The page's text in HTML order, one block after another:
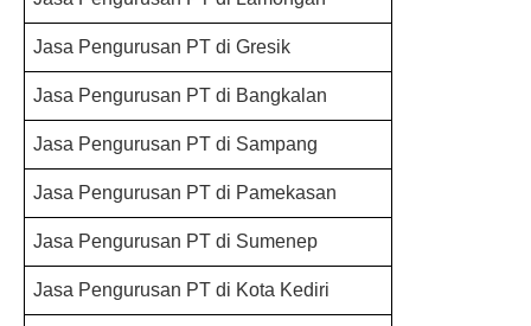
Jasa Pengurusan PT di Gresik
Jasa Pengurusan PT di Bangkalan
Jasa Pengurusan PT di Sampang
Jasa Pengurusan PT di Pamekasan
Jasa Pengurusan PT di Sumenep
Jasa Pengurusan PT di Kota Kediri